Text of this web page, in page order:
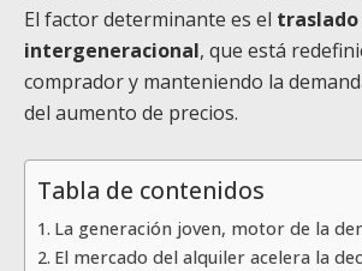
El factor determinante es el traslado
intergeneracional, que está
comprador y manteniendo la
del aumento de precios.
Tabla de contenidos
La generación joven, motor de la
El mercado del alquiler acelera la